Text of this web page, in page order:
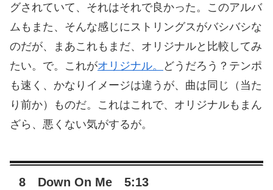
グされていて、それはそれで良かった。このアルバ
ムもまた、そんな感じにストリングスがバシバシな
のだが、まあこれもまだ、オリジナルと比較してみ
たい。で。これがオリジナル。
どうだろう？テンポ
も速く、かなりイメージは違うが、曲は同じ（当た
り前か）ものだ。これはこれで、オリジナルもまん
ざら、悪くない気がするが。
8 Down On Me 5:13